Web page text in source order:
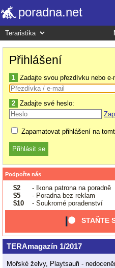
poradna.net
Přihlášení
1 Zadajte svou přezdívku nebo e-
2 Zadajte své heslo:
Zapamatovat přihlášení na
Podpořte nás
$2
- Ikona patrona na poradně
$5
- Poradna bez reklam
$10
- Soukromé poradenství
STAŇTE
TERAmagazín 1/2017
Mořské želvy, Playtsauři -